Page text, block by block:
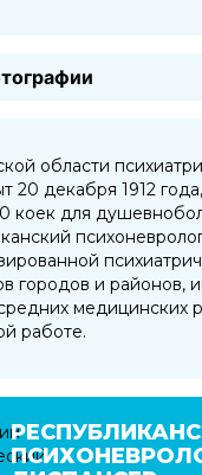
области
20 декабря 1912
коек для
городов и районов,
медицинских
работе.